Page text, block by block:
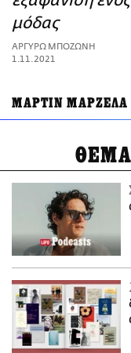
ΑΜΠΑ
PRINT
μόδας
ΑΡΓΥΡΩ ΜΠΟΖΩΝΗ
1.11.2021
ΜΑΡΤΙΝ ΜΑΡΖΕΛΑ